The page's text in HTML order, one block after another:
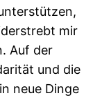
mir
Auf der
und die
neue Dinge